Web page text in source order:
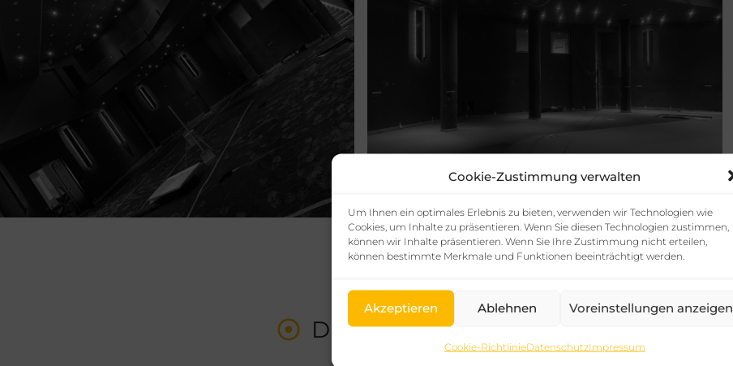
Cookie-Zustimmung verwalten
Um Ihnen ein optimales Erlebnis zu bieten, verwenden wir Technologien wie
Cookies, um Inhalte zu präsentieren. Wenn Sie diesen Technologien zustimmen,
können wir Inhalte präsentieren. Wenn Sie Ihre Zustimmung nicht erteilen,
können bestimmte Merkmale und Funktionen beeinträchtigt werden.
Akzeptieren Ablehnen Voreinstellungen anzeigen
Cookie-RichtlinieDatenschutzImpressum
DETAILS